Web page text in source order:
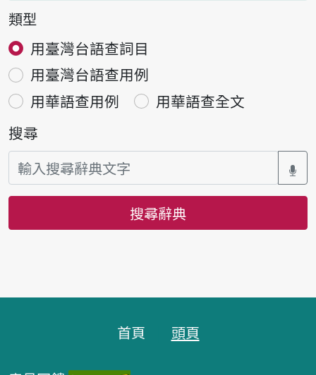
類型
用臺灣台語查詞目
用臺灣台語查用例
用華語查用例
用華語查全文
搜尋
搜尋辭典
首頁 頭頁